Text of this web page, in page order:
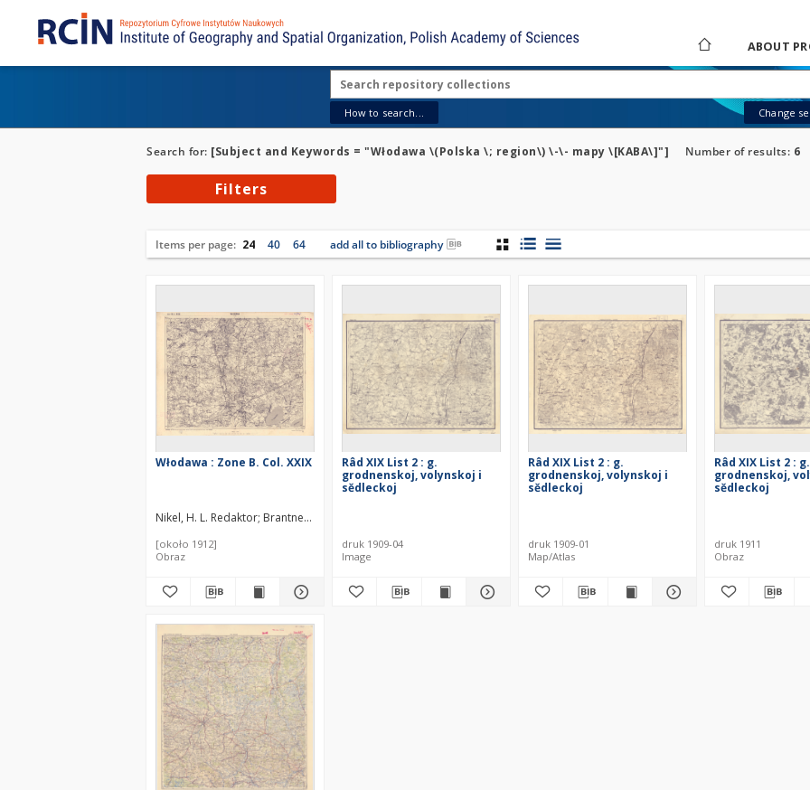
ABOUT
How to search... Change
Search for: [Subject and Keywords = "Włodawa \(Polska \; region\) \-\- mapy \[KABA\]"] Number of results: 6
Filters
Items per page: 24 40 64 add all to bibliography
Włodawa : Zone B. Col. XXIX
Nikel, H. L. Redaktor Brantner, A. (18..-19..). Redaktor
[około 1912]
Obraz
Râd XIX List 2 : g.
grodnenskoj, volynskoj i
sědleckoj
druk 1909-04
Image
Râd XIX List 2 : g.
grodnenskoj, volynskoj i
sědleckoj
druk 1909-01
Map/Atlas
Râd XIX List 2 : g.
grodnenskoj,
sědleckoj
druk 1911
Obraz